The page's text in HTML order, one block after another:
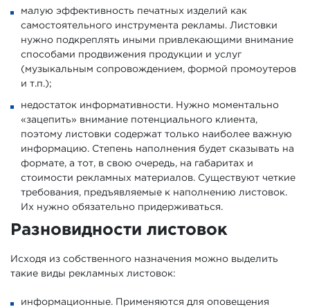
малую эффективность печатных изделий как
самостоятельного инструмента рекламы. Листовки
нужно подкреплять иными привлекающими внимание
способами продвижения продукции и услуг
(музыкальным сопровождением, формой промоутеров
и т.п.);
недостаток информативности. Нужно моментально
«зацепить» внимание потенциального клиента,
поэтому листовки содержат только наиболее важную
информацию. Степень наполнения будет сказывать на
формате, а тот, в свою очередь, на габаритах и
стоимости рекламных материалов. Существуют четкие
требования, предъявляемые к наполнению листовок.
Их нужно обязательно придерживаться.
Разновидности листовок
Исходя из собственного назначения можно выделить
такие виды рекламных листовок:
информационные. Применяются для оповещения